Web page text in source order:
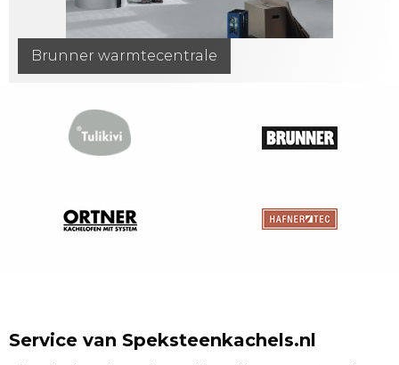
Brunner warmtecentrale
Service van Speksteenkachels.nl